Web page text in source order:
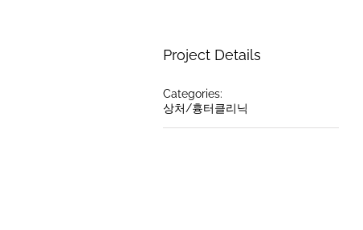
Project Details
Categories:
상처/흉터클리닉